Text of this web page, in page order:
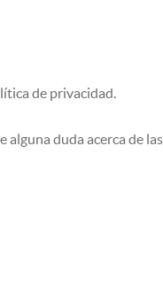
de privacidad.
duda acerca de